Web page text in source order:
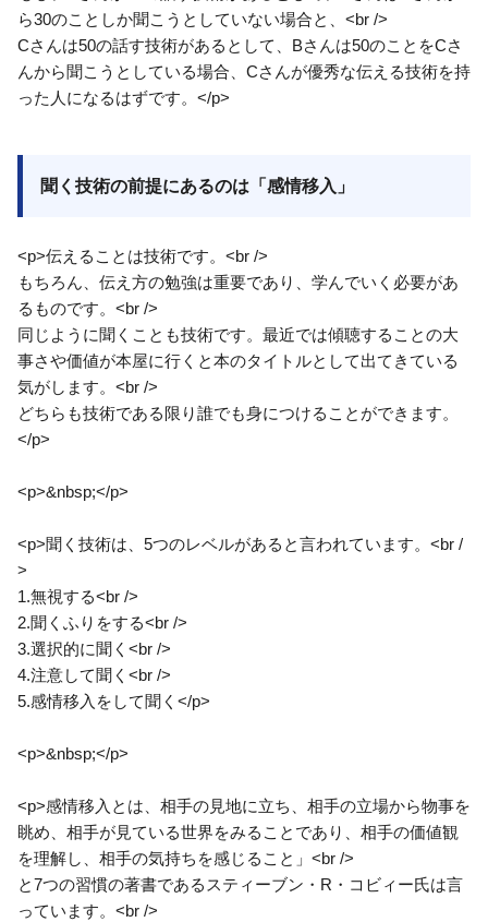
ら30のことしか聞こうとしていない場合と、<br />
Cさんは50の話す技術があるとして、Bさんは50のことをCさ
んから聞こうとしている場合、Cさんが優秀な伝える技術を持
った人になるはずです。</p>
聞く技術の前提にあるのは「感情移入」
<p>伝えることは技術です。<br />
もちろん、伝え方の勉強は重要であり、学んでいく必要があ
るものです。<br />
同じように聞くことも技術です。最近では傾聴することの大
事さや価値が本屋に行くと本のタイトルとして出てきている
気がします。<br />
どちらも技術である限り誰でも身につけることができます。
</p>
<p>&nbsp;</p>
<p>聞く技術は、5つのレベルがあると言われています。<br /
>
1.無視する<br />
2.聞くふりをする<br />
3.選択的に聞く<br />
4.注意して聞く<br />
5.感情移入をして聞く</p>
<p>&nbsp;</p>
<p>感情移入とは、相手の見地に立ち、相手の立場から物事を
眺め、相手が見ている世界をみることであり、相手の価値観
を理解し、相手の気持ちを感じること」<br />
と7つの習慣の著書であるスティーブン・R・コビィー氏は言
っています。<br />